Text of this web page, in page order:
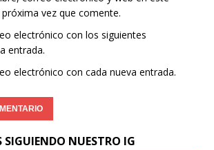
vez que comente.
electrónico con los siguientes
entrada.
electrónico con cada nueva entrada.
SIGUIENDO NUESTRO IG